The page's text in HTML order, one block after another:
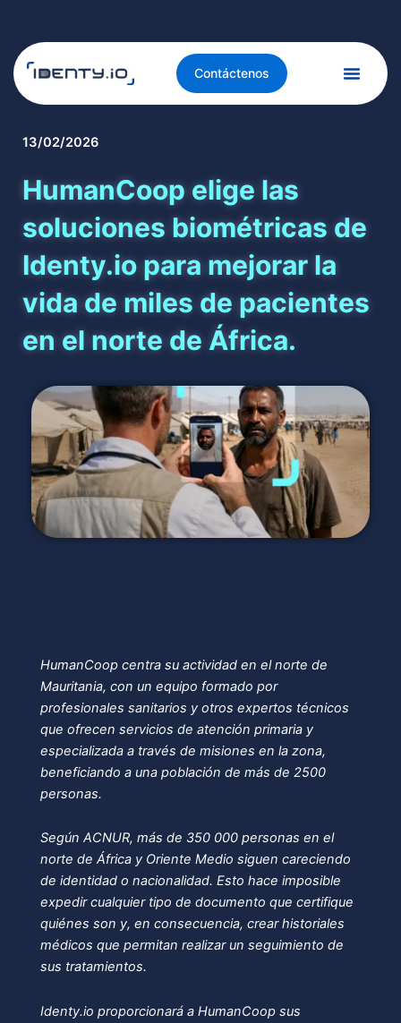
Contáctenos
13/02/2026
HumanCoop elige las
soluciones biométricas de
Identy.io para mejorar la
vida de miles de pacientes
en el norte de África.
HumanCoop centra su actividad en el norte de
Mauritania, con un equipo formado por
profesionales sanitarios y otros expertos técnicos
que ofrecen servicios de atención primaria y
especializada a través de misiones en la zona,
beneficiando a una población de más de 2500
personas.
Según ACNUR, más de 350 000 personas en el
norte de África y Oriente Medio siguen careciendo
de identidad o nacionalidad. Esto hace imposible
expedir cualquier tipo de documento que certifique
quiénes son y, en consecuencia, crear historiales
médicos que permitan realizar un seguimiento de
sus tratamientos.
Identy.io proporcionará a HumanCoop sus